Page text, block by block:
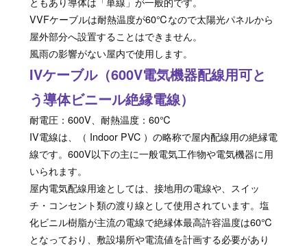
VVFケーブルは耐熱温度が60℃なので太陽光パネルから
屋外部分へ設置することはできません。
風雨の影響がない屋内で使用します。
IVケーブル（600V電気機器配線用可と
う導体ビニール絶縁電線）
耐電圧：600V、耐熱温度：60℃
IV電線は、（ Indoor PVC ）の略称で屋内配線用の絶縁電
線です。600V以下の主に一般電気工作物や電気機器に用
いられます。
屋内電気配線用途としては、接地用の電線や、スイッ
チ・コンセント類の渡り線として使用されています。塩
化ビニル樹脂が主流の電線で絶縁体最高許容温度は60℃
となっており、敷設場所や電流値を計画する必要があり